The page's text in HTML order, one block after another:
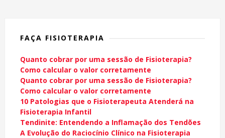
FAÇA FISIOTERAPIA
Quanto cobrar por uma sessão de Fisioterapia?
Como calcular o valor corretamente
Quanto cobrar por uma sessão de Fisioterapia?
Como calcular o valor corretamente
10 Patologias que o Fisioterapeuta Atenderá na
Fisioterapia Infantil
Tendinite: Entendendo a Inflamação dos Tendões
A Evolução do Raciocínio Clínico na Fisioterapia